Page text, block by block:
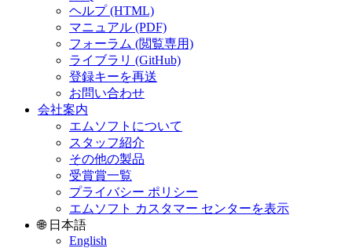
ヘルプ (HTML)
マニュアル (PDF)
フォーラム (閲覧専用)
ライブラリ (GitHub)
登録キーを再送
お問い合わせ
会社案内
エムソフトについて
スタッフ紹介
その他の製品
受賞賞一覧
プライバシー ポリシー
エムソフト カスタマー センターを表示
🌐 日本語
English